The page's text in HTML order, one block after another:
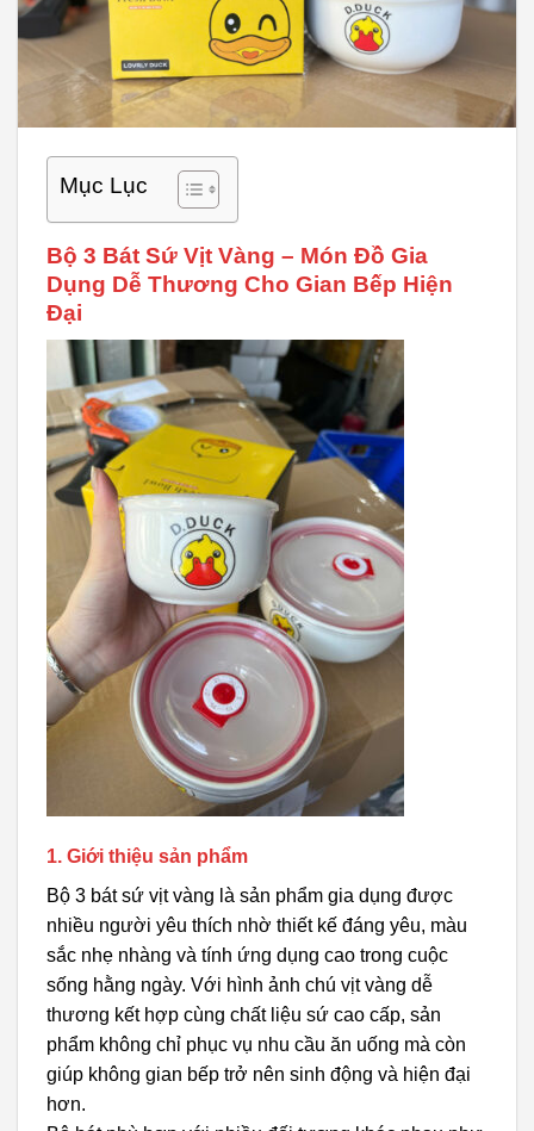
Mục Lục
Bộ 3 Bát Sứ Vịt Vàng – Món Đồ Gia
Dụng Dễ Thương Cho Gian Bếp Hiện
Đại
1. Giới thiệu sản phẩm
Bộ 3 bát sứ vịt vàng là sản phẩm gia dụng được
nhiều người yêu thích nhờ thiết kế đáng yêu, màu
sắc nhẹ nhàng và tính ứng dụng cao trong cuộc
sống hằng ngày. Với hình ảnh chú vịt vàng dễ
thương kết hợp cùng chất liệu sứ cao cấp, sản
phẩm không chỉ phục vụ nhu cầu ăn uống mà còn
giúp không gian bếp trở nên sinh động và hiện đại
hơn.